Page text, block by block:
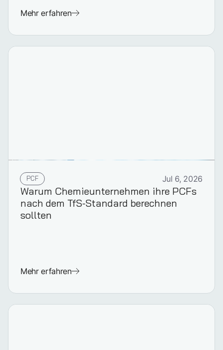
Mehr erfahren
PCF Jul 6, 2026
Warum Chemieunternehmen ihre PCFs
nach dem TfS-Standard berechnen
sollten
Mehr erfahren